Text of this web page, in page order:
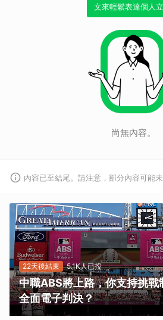
文來輕鬆表達個人立
尚無內容。
內容已至結尾。請注意，部分內容可能未
22天後結束 5.1K人已投
中職ABS將上路，你支持挑戰
全面電子判決？